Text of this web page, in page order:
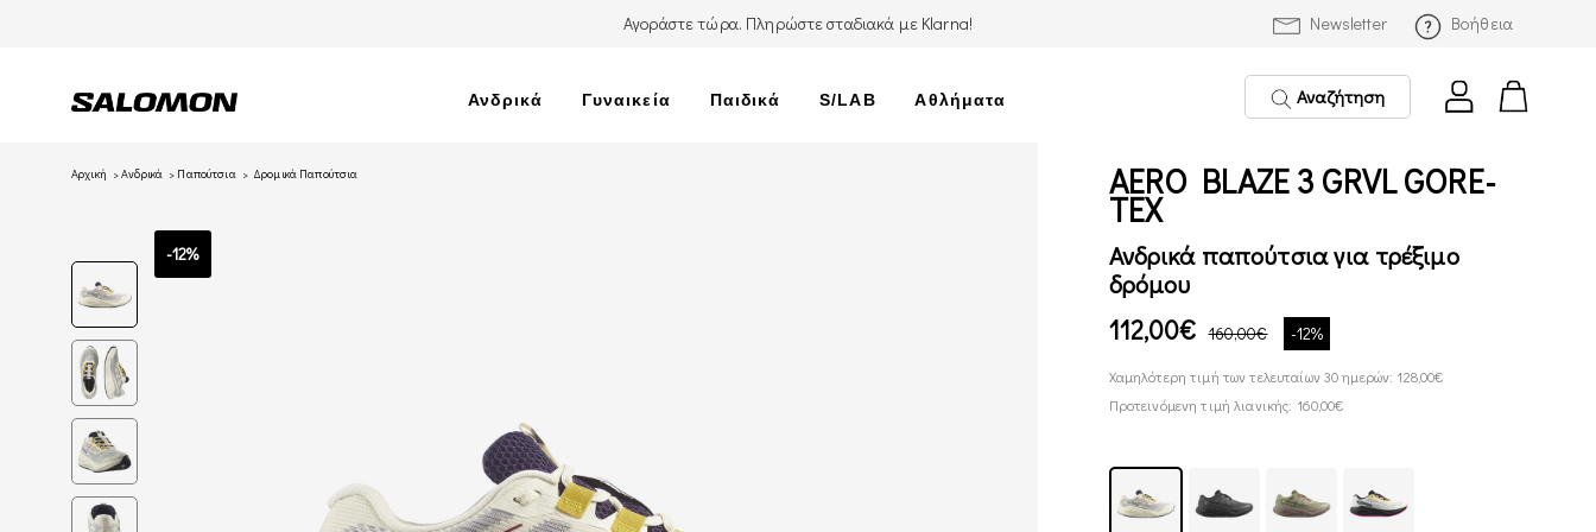
Newsletter Βοήθεια
Αγοράστε τώρα. Πληρώστε σταδιακά με Klarna!
Ανδρικά Γυναικεία Παιδικά S/LAB Αθλήματα Αναζήτηση
Αρχική Ανδρικά Παπούτσια Δρομικά Παπούτσια
-12%
AERO BLAZE 3 GRVL GORE-
TEX
Ανδρικά παπούτσια για τρέξιμο
δρόμου
112,00€ 160,00€ -12%
Χαμηλότερη τιμή των τελευταίων 30 ημερών: 128,00€
Προτεινόμενη τιμή λιανικής: 160,00€